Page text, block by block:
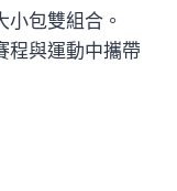
包雙組合。
程與運動中攜帶